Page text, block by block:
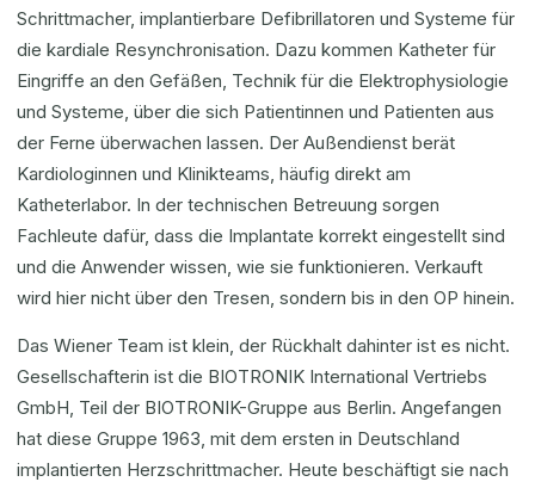
Schrittmacher, implantierbare Defibrillatoren und Systeme für
die kardiale Resynchronisation. Dazu kommen Katheter für
Eingriffe an den Gefäßen, Technik für die Elektrophysiologie
und Systeme, über die sich Patientinnen und Patienten aus
der Ferne überwachen lassen. Der Außendienst berät
Kardiologinnen und Klinikteams, häufig direkt am
Katheterlabor. In der technischen Betreuung sorgen
Fachleute dafür, dass die Implantate korrekt eingestellt sind
und die Anwender wissen, wie sie funktionieren. Verkauft
wird hier nicht über den Tresen, sondern bis in den OP hinein.
Das Wiener Team ist klein, der Rückhalt dahinter ist es nicht.
Gesellschafterin ist die BIOTRONIK International Vertriebs
GmbH, Teil der BIOTRONIK-Gruppe aus Berlin. Angefangen
hat diese Gruppe 1963, mit dem ersten in Deutschland
implantierten Herzschrittmacher. Heute beschäftigt sie nach